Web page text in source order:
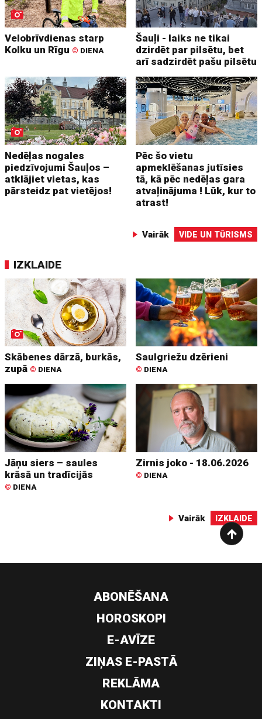
Velobrīvdienas starp
Kolku un Rīgu © DIENA
Šauļi - laiks ne tikai
dzirdēt par pilsētu, bet
arī sadzirdēt pašu pilsētu
Nedēļas nogales
piedzīvojumi Šauļos –
atklājiet vietas, kas
pārsteidz pat vietējos!
Pēc šo vietu
apmeklēšanas jutīsies
tā, kā pēc nedēļas gara
atvaļinājuma ! Lūk, kur to
atrast!
Vairāk VIDE UN TŪRISMS
IZKLAIDE
Skābenes dārzā, burkās,
zupā © DIENA
Saulgriežu dzērieni
© DIENA
Jāņu siers – saules
krāsā un tradīcijās
© DIENA
Zirnis joko - 18.06.2026
© DIENA
Vairāk IZKLAIDE
ABONĒŠANA
HOROSKOPI
E-AVĪZE
ZIŅAS E-PASTĀ
REKLĀMA
KONTAKTI